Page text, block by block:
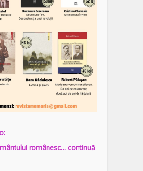
românesc… continuă